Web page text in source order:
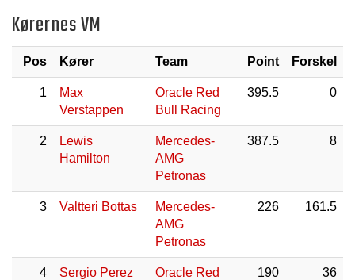
Kørernes VM
Pos Kører Team Point Forskel
1
Max
Verstappen
Oracle Red
Bull Racing
395.5 0
2
Lewis
Hamilton
Mercedes-
AMG
Petronas
387.5 8
3 Valtteri Bottas
Mercedes-
AMG
Petronas
226 161.5
4 Sergio Perez
Oracle Red
190 36